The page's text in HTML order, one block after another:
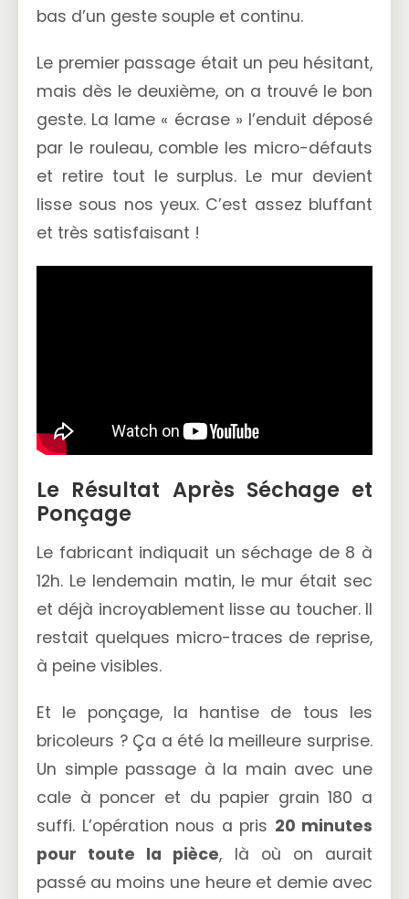
bas d’un geste souple et continu.
Le premier passage était un peu hésitant,
mais dès le deuxième, on a trouvé le bon
geste. La lame « écrase » l’enduit déposé
par le rouleau, comble les micro-défauts
et retire tout le surplus. Le mur devient
lisse sous nos yeux. C’est assez bluffant
et très satisfaisant !
Le Résultat Après Séchage et
Ponçage
Le fabricant indiquait un séchage de 8 à
12h. Le lendemain matin, le mur était sec
et déjà incroyablement lisse au toucher. Il
restait quelques micro-traces de reprise,
à peine visibles.
Et le ponçage, la hantise de tous les
bricoleurs ? Ça a été la meilleure surprise.
Un simple passage à la main avec une
cale à poncer et du papier grain 180 a
suffi. L’opération nous a pris 20 minutes
pour toute la pièce, là où on aurait
passé au moins une heure et demie avec